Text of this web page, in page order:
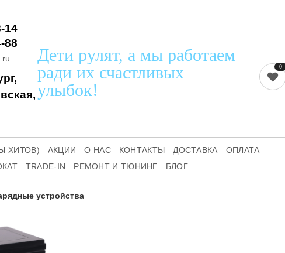
14
88
Дети рулят, а мы работаем
ради их счастливых
улыбок!
0
ХИТОВ) АКЦИИ О НАС КОНТАКТЫ ДОСТАВКА
ОПЛАТА
TRADE-IN РЕМОНТ И ТЮНИНГ БЛОГ
устройства